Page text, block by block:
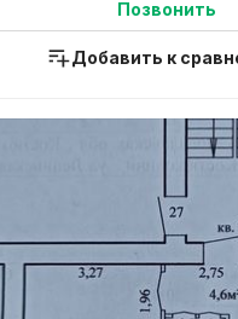
Позвонить
Добавить к